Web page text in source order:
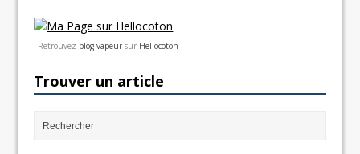
Retrouvez blog vapeur sur Hellocoton
Trouver un article